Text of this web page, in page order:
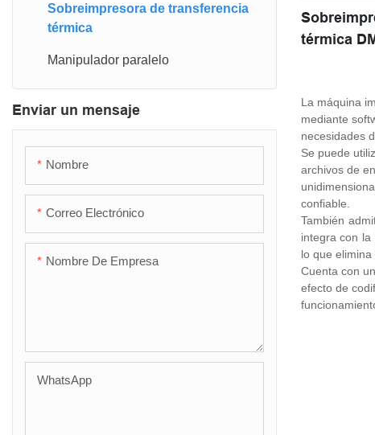
Sobreimpresora de transferencia
térmica
Manipulador paralelo
Enviar un mensaje
Nombre
Correo Electrónico
Nombre De Empresa
WhatsApp
térmica
La máquina
mediante
necesidades
Se puede
archivos de
confiable.
También
integra con la
lo que
Cuenta con
efecto de